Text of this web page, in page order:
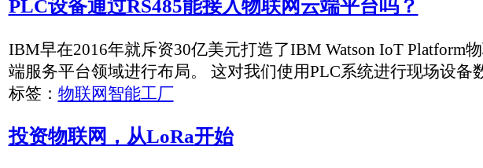
NB-IoT/GPRS至RS485协议转换器，实现串口..
NB-IoT低功耗广域网联网，实现远距离无线数据传输。